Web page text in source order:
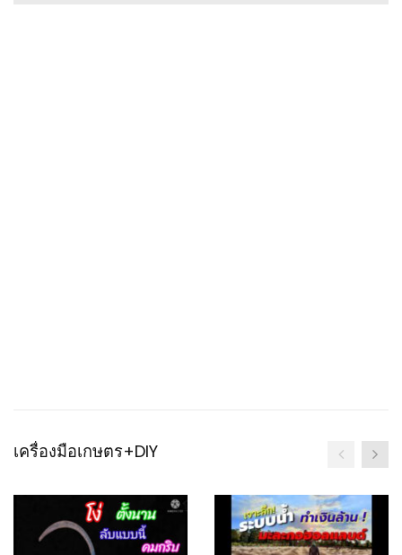
เครื่องมือเกษตร+DIY